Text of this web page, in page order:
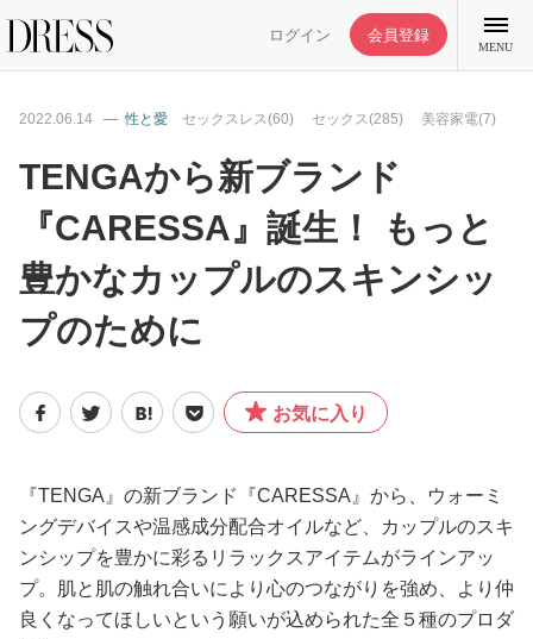
ログイン 会員登録
MENU
特集記事
DRESS部活
ファッション
恋愛/結婚/離婚
美容/健康
2022.06.14 性と愛 セックスレス(60) セックス(285) 美容家電(7)
TENGAから新ブランド
『CARESSA』誕生！ もっと
豊かなカップルのスキンシッ
プのために
お気に入り
『TENGA』の新ブランド『CARESSA』から、ウォーミ
ングデバイスや温感成分配合オイルなど、カップルのスキ
ンシップを豊かに彩るリラックスアイテムがラインアッ
プ。肌と肌の触れ合いにより心のつながりを強め、より仲
良くなってほしいという願いが込められた全５種のプロダ